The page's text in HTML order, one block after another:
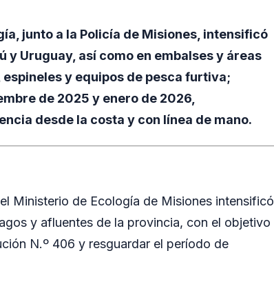
junto a la Policía de Misiones, intensificó
y Uruguay, así como en embalses y áreas
y equipos de pesca furtiva;
de 2025 y enero de 2026,
desde la costa y con línea de mano.
Ministerio de Ecología de Misiones intensificó
y afluentes de la provincia, con el objetivo
N.º 406 y resguardar el período de